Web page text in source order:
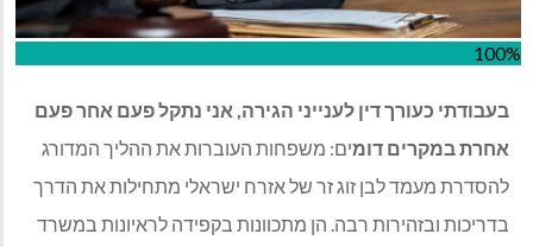
100%
בעבודתי כעורך דין לענייני הגירה, אני נתקל פעם אחר פעם
אחרת במקרים דומים: משפחות העוברות את ההליך המדורג
להסדרת מעמד לבן זוג זר של אזרח ישראלי מתחילות את הדרך
בדריכות ובזהירות רבה. הן מתכוונות בקפידה לראיונות במשרד